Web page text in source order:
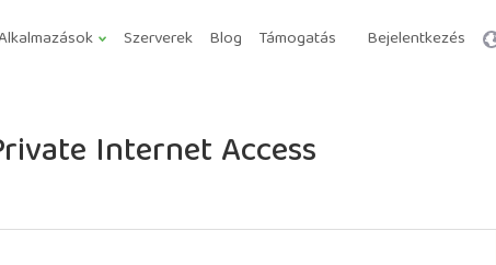
Szerverek Blog Támogatás Bejelentkezés
Internet Access